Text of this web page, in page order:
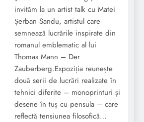
invităm la un artist talk cu Matei
Șerban Sandu, artistul care
semnează lucrările inspirate din
romanul emblematic al lui
Thomas Mann – Der
Zauberberg.Expoziția reunește
două serii de lucrări realizate în
tehnici diferite – monoprinturi și
desene în tuș cu pensula – care
reflectă tensiunea filosofică…